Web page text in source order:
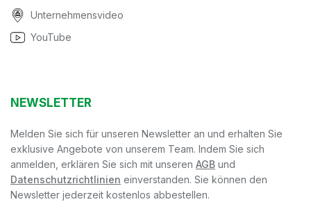
Unternehmensvideo
YouTube
NEWSLETTER
Melden Sie sich für unseren Newsletter an und erhalten Sie
exklusive Angebote von unserem Team. Indem Sie sich
anmelden, erklären Sie sich mit unseren AGB und
Datenschutzrichtlinien einverstanden. Sie können den
Newsletter jederzeit kostenlos abbestellen.